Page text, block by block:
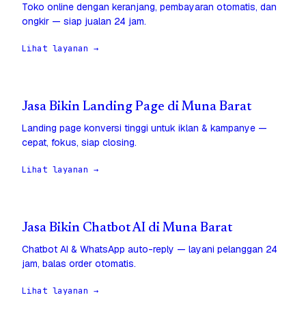
Toko online dengan keranjang, pembayaran otomatis, dan
ongkir — siap jualan 24 jam.
Lihat layanan →
Jasa Bikin Landing Page di Muna Barat
Landing page konversi tinggi untuk iklan & kampanye —
cepat, fokus, siap closing.
Lihat layanan →
Jasa Bikin Chatbot AI di Muna Barat
Chatbot AI & WhatsApp auto-reply — layani pelanggan 24
jam, balas order otomatis.
Lihat layanan →